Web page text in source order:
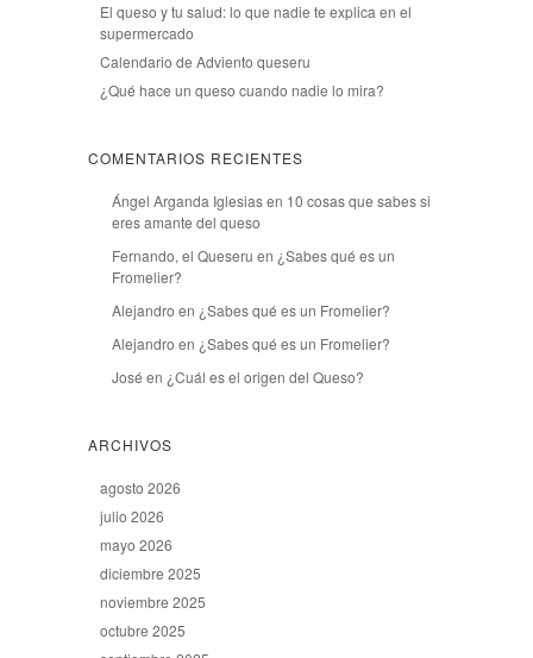
El queso y tu salud: lo que nadie te explica en el
supermercado
Calendario de Adviento queseru
¿Qué hace un queso cuando nadie lo mira?
COMENTARIOS RECIENTES
Ángel Arganda Iglesiasen 10 cosas que sabes si
eres amante del queso
Fernando, el Queseru en ¿Sabes qué es un
Fromelier?
Alejandro en ¿Sabes qué es un Fromelier?
Alejandro en ¿Sabes qué es un Fromelier?
José en ¿Cuál es el origen del Queso?
ARCHIVOS
agosto 2026
julio 2026
mayo 2026
diciembre 2025
noviembre 2025
octubre 2025